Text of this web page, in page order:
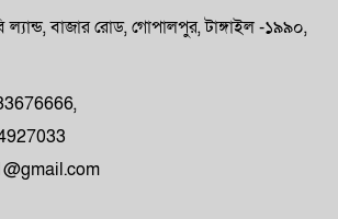
দুর্নীতি ও অনিয়মের অভিযোগ
অফিসারের বিদায় সংবর্ধনা
গোপালপুর প্রেসক্লাবের সংবাদকর্মীদের সঙ্গে
নবাগত ইউএনও’র মতবিনিময়
ল্যান্ড, বাজার রোড, গোপালপুর, টাঙ্গাইল -১৯৯০,